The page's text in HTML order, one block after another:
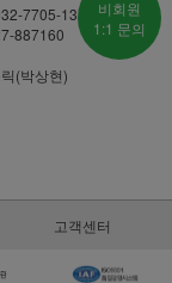
7705-13
887160
(박상현)
비회원
1:1 문의
고객센터